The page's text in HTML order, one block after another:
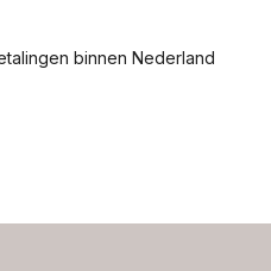
binnen Nederland